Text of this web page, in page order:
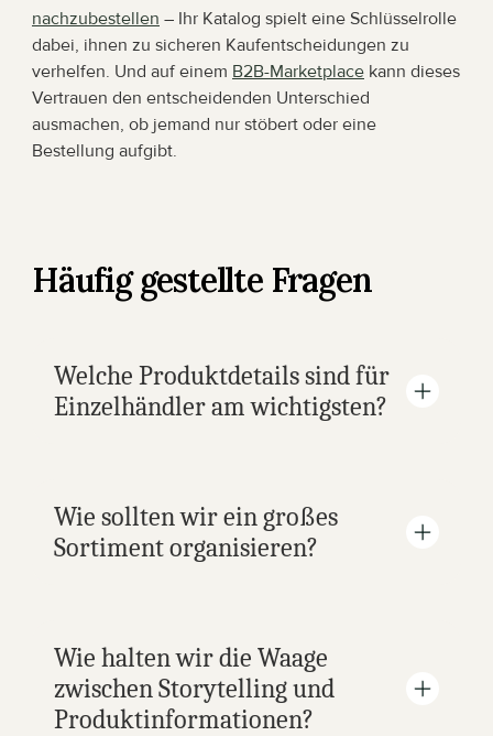
nachzubestellen – Ihr Katalog spielt eine Schlüsselrolle
dabei, ihnen zu sicheren Kaufentscheidungen zu
verhelfen. Und auf einem B2B-Marketplace kann dieses
Vertrauen den entscheidenden Unterschied
ausmachen, ob jemand nur stöbert oder eine
Bestellung aufgibt.
Häufig gestellte Fragen
Welche Produktdetails sind für
Einzelhändler am wichtigsten?
Wie sollten wir ein großes
Sortiment organisieren?
Wie halten wir die Waage
zwischen Storytelling und
Produktinformationen?